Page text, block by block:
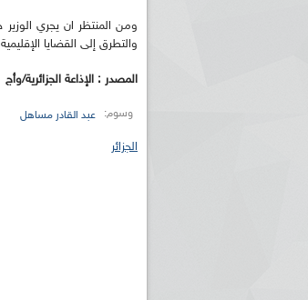
ومن المنتظر ان يجري الوزير
والتطرق إلى القضايا
المصدر : الإذاعة الجزائرية/وأج
وسوم: عبد القادر مساهل
الجزائر